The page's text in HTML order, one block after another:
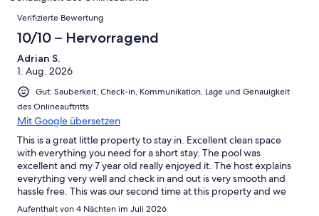
Ungenügend
Bewertungen
Verifizierte Bewertung
10/10 – Hervorragend
Adrian S.
1. Aug. 2026
Gut: Sauberkeit, Check-in, Kommunikation, Lage und Genauigkeit
des Onlineauftritts
Mit Google übersetzen
This is a great little property to stay in. Excellent clean space
with everything you need for a short stay. The pool was
excellent and my 7 year old really enjoyed it. The host explains
everything very well and check in and out is very smooth and
hassle free. This was our second time at this property and we
would come back again.
Aufenthalt von 4 Nächten im Juli 2026